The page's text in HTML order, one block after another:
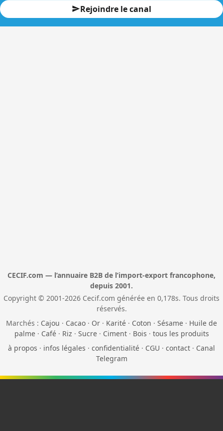
Rejoindre le canal
CECIF.com — l’annuaire B2B de l’import-export francophone,
depuis 2001.
Copyright © 2001-2026 Cecif.com générée en 0,178s. Tous droits
réservés.
Marchés : Cajou · Cacao · Or · Karité · Coton · Sésame · Huile de
palme· Café· Riz · Sucre· Ciment· Bois · tous les produits
à propos · infos légales · confidentialité · CGU · contact · Canal
Telegram